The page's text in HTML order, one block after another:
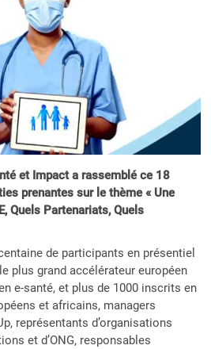
et Impact a rassemblé ce 18
prenantes sur le thème « Une
Quels Partenariats, Quels
de participants en présentiel
plus grand accélérateur européen
e-santé, et plus de 1000 inscrits en
et africains, managers
représentants d’organisations
et d’ONG, responsables